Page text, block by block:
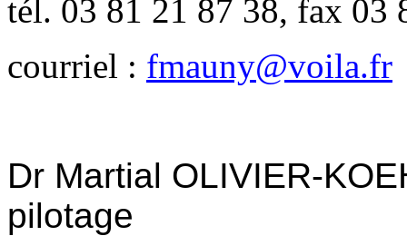
tél. 03 81 21 87 38, fax 03
courriel : fmauny@voila.fr
Dr Martial OLIVIER-
pilotage